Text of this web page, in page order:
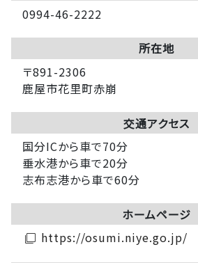
0994-46-2222
所在地
〒891-2306
鹿屋市花里町赤崩
交通アクセス
国分ICから車で70分
垂水港から車で20分
志布志港から車で60分
ホームページ
filter_none https://osumi.niye.go.jp/